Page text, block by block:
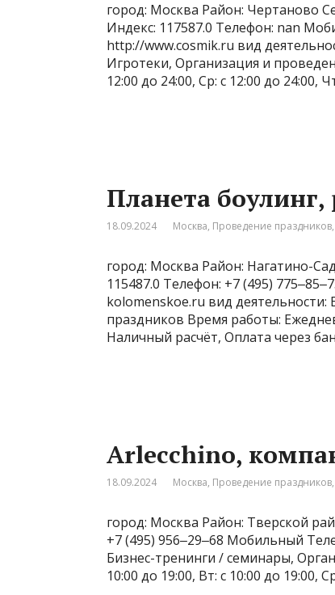
город: Москва Район: Чертаново
Индекс: 117587.0 Телефон: nan
http://www.cosmik.ru вид
Игротеки, Организация и
12:00 до 24:00, Ср: с 12:00 до 24:00,
Планета
18.09.2024 Москва, Проведение праздников,
город: Москва Район: Нагатино-
115487.0 Телефон: +7 (495)
kolomenskoe.ru вид
праздников Время работы:
Наличный расчёт, Оплата через
Arlecchino,
18.09.2024 Москва, Проведение праздников,
город: Москва Район: Тверской
+7 (495) 956‒29‒68 Мобильный
Бизнес-тренинги / семинары,
10:00 до 19:00, Вт: с 10:00 до 19:00,